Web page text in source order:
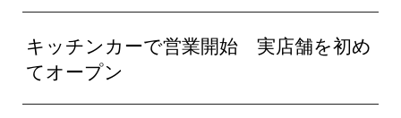
キッチンカーで営業開始 実店舗を初め
てオープン